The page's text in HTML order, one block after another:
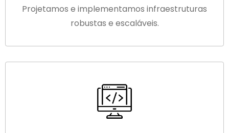
Projetamos e implementamos infraestruturas
robustas e escaláveis.